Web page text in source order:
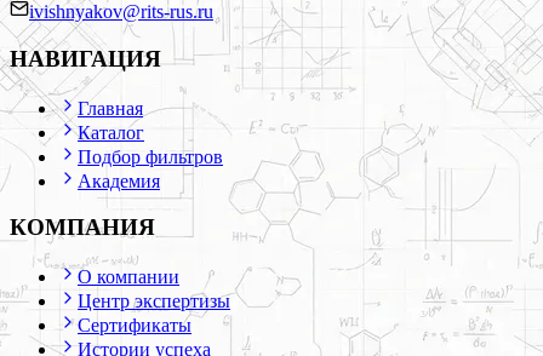
ivishnyakov@rits-rus.ru
НАВИГАЦИЯ
Главная
Каталог
Подбор фильтров
Академия
КОМПАНИЯ
О компании
Центр экспертизы
Сертификаты
Истории успеха